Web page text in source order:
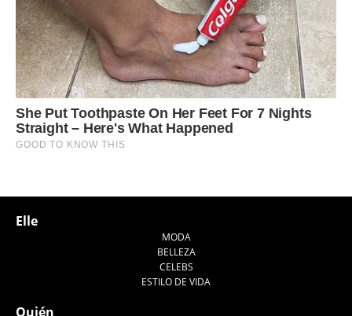
Elle
MODA
BELLEZA
CELEBS
ESTILO DE VIDA
Quién